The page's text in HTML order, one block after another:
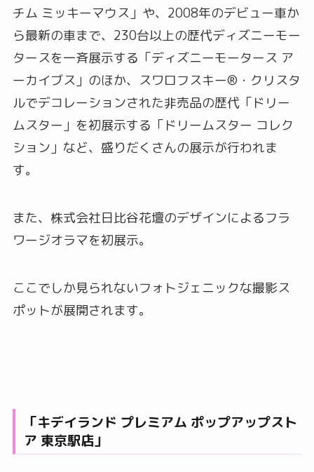
チム ミッキーマウス」や、2008年のデビュー車か
ら最新の車まで、230台以上の歴代ディズニーモー
タースを一斉展示する「ディズニーモータース ア
ーカイブス」のほか、スワロフスキー®・クリスタ
ルでデコレーションされた非売品の歴代「ドリー
ムスター」を初展示する「ドリームスター コレク
ション」など、盛りだくさんの展示が行われま
す。
また、株式会社日比谷花壇のデザインによるフラ
ワージオラマを初展示。
ここでしか見られないフォトジェニックな撮影ス
ポットが展開されます。
「キデイランド プレミアム ポップアップスト
ア 東京駅店」